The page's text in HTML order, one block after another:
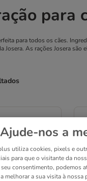
para
para todos os cães.
Josera. As rações Josera
Ajude-nos a
utiliza cookies, pixels e
para que o visitante da
consentimento, podemos
melhorar a sua visita à